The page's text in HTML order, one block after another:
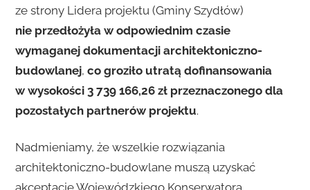
ze strony Lidera projektu (Gminy Szydłów)
nie przedłożyła w odpowiednim czasie
wymaganej dokumentacji architektoniczno-
budowlanej, co groziło utratą dofinansowania
w wysokości 3 739 166,26 zł przeznaczonego dla
pozostałych partnerów projektu.
Nadmieniamy, że wszelkie rozwiązania
architektoniczno-budowlane muszą uzyskać